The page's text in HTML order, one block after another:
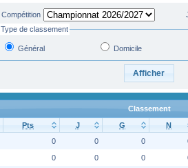
Compétition
Type de classement
Général Domicile
Classement
Pts J G
N
0 0 0
0 0 0